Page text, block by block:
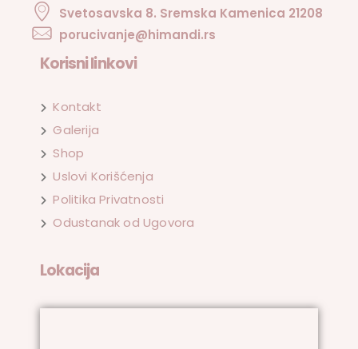
Svetosavska 8. Sremska Kamenica 21208
porucivanje@himandi.rs
Korisni linkovi
Kontakt
Galerija
Shop
Uslovi Korišćenja
Politika Privatnosti
Odustanak od Ugovora
Lokacija